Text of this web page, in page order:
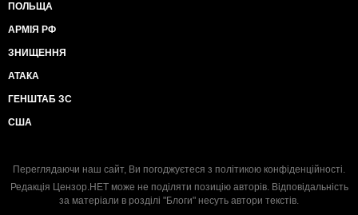
ПОЛЬЩА
АРМІЯ РФ
ЗНИЩЕННЯ
АТАКА
ГЕНШТАБ ЗС
США
Переглядаючи наш сайт, Ви погоджуєтеся з політикою конфіденційності.
Редакція Цензор.НЕТ може не поділяти позицію авторів. Відповідальність
за матеріали в розділі "Блоги" несуть автори текстів.